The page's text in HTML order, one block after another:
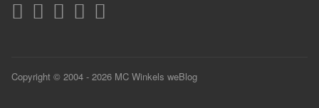
Copyright © 2004 - 2026 MC Winkels weBlog